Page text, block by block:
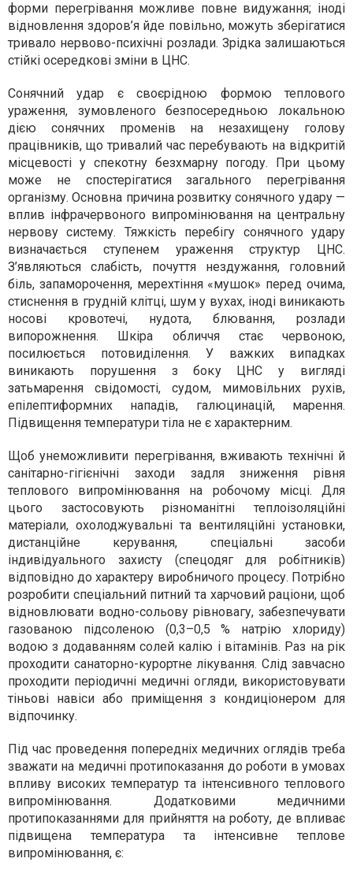
форми перегрівання можливе повне видужання; іноді
відновлення здоров’я йде повільно, можуть зберігатися
тривало нервово-психічні розлади. Зрідка залишаються
стійкі осередкові зміни в ЦНС.
Сонячний удар є своєрідною формою теплового
ураження, зумовленого безпосередньою локальною
дією сонячних променів на незахищену голову
працівників, що тривалий час перебувають на відкритій
місцевості у спекотну безхмарну погоду. При цьому
може не спостерігатися загального перегрівання
організму. Основна причина розвитку сонячного удару —
вплив інфрачервоного випромінювання на центральну
нервову систему. Тяжкість перебігу сонячного удару
визначається ступенем ураження структур ЦНС.
З’являються слабість, почуття нездужання, головний
біль, запаморочення, мерехтіння «мушок» перед очима,
стиснення в грудній клітці, шум у вухах, іноді виникають
носові кровотечі, нудота, блювання, розлади
випорожнення. Шкіра обличчя стає червоною,
посилюється потовиділення. У важких випадках
виникають порушення з боку ЦНС у вигляді
затьмарення свідомості, судом, мимовільних рухів,
епілептиформних нападів, галюцинацій, марення.
Підвищення температури тіла не є характерним.
Щоб унеможливити перегрівання, вживають технічні й
санітарно-гігієнічні заходи задля зниження рівня
теплового випромінювання на робочому місці. Для
цього застосовують різноманітні теплоізоляційні
матеріали, охолоджувальні та вентиляційні установки,
дистанційне керування, спеціальні засоби
індивідуального захисту (спецодяг для робітників)
відповідно до характеру виробничого процесу. Потрібно
розробити спеціальний питний та харчовий раціони, щоб
відновлювати водно-сольову рівновагу, забезпечувати
газованою підсоленою (0,3–0,5 % натрію хлориду)
водою з додаванням солей калію і вітамінів. Раз на рік
проходити санаторно-курортне лікування. Слід завчасно
проходити періодичні медичні огляди, використовувати
тіньові навіси або приміщення з кондиціонером для
відпочинку.
Під час проведення попередніх медичних оглядів треба
зважати на медичні протипоказання до роботи в умовах
впливу високих температур та інтенсивного теплового
випромінювання. Додатковими медичними
протипоказаннями для прийняття на роботу, де впливає
підвищена температура та інтенсивне теплове
випромінювання, є: